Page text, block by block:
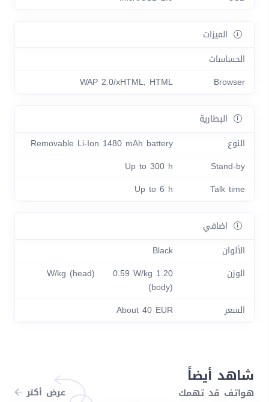
الميزات
الحساسات
Browser
WAP 2.0/xHTML, HTML
البطارية
النوع
Removable Li-Ion 1480 mAh battery
Stand-by
Up to 300 h
Talk time
Up to 6 h
اضافي
الألوان
Black
الوزن
1.20 W/kg (head) 0.59 W/kg
(body)
السعر
About 40 EUR
شاهد أيضاً
هواتف قد تهمك عرض أكتر